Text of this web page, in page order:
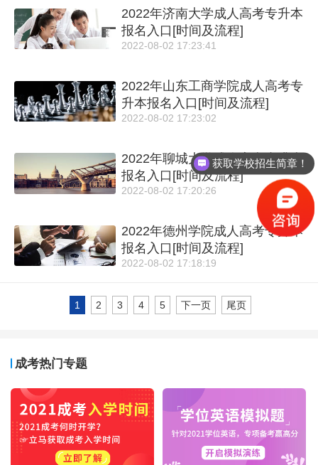
2022年济南大学成人高考专升本
报名入口[时间及流程]
2022-08-02 17:23:41
2022年山东工商学院成人高考专
升本报名入口[时间及流程]
2022-08-02 17:23:02
2022年聊城大学成人高考专升本
报名入口[时间及流程]
2022-08-02 17:20:26
2022年德州学院成人高考专升本
报名入口[时间及流程]
2022-08-02 17:18:19
1 2 3 4 5 下一页 尾页
成考热门专题
获取学校招生简章！